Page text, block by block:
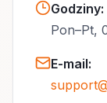
Godziny:
Pon–Pt,
E-mail: